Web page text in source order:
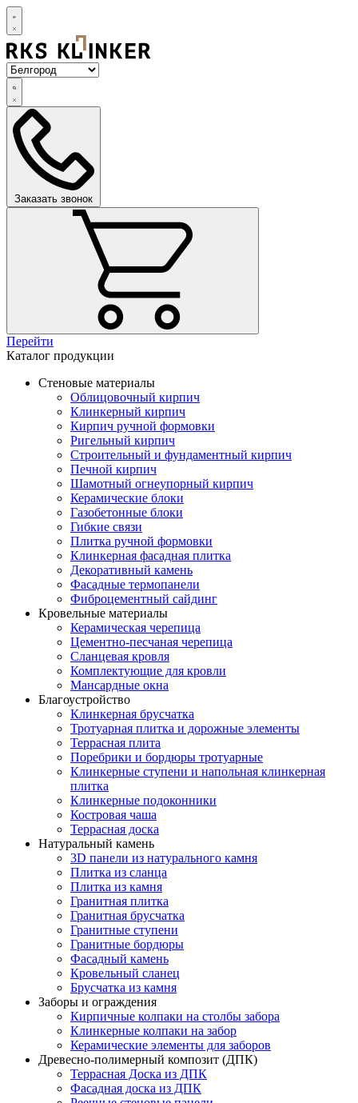
Заказать звонок
Перейти
Каталог продукции
Стеновые материалы
Облицовочный кирпич
Клинкерный кирпич
Кирпич ручной формовки
Ригельный кирпич
Строительный и фундаментный кирпич
Печной кирпич
Шамотный огнеупорный кирпич
Керамические блоки
Газобетонные блоки
Гибкие связи
Плитка ручной формовки
Клинкерная фасадная плитка
Декоративный камень
Фасадные термопанели
Фиброцементный сайдинг
Кровельные материалы
Керамическая черепица
Цементно-песчаная черепица
Сланцевая кровля
Комплектующие для кровли
Мансардные окна
Благоустройство
Клинкерная брусчатка
Тротуарная плитка и дорожные элементы
Террасная плита
Поребрики и бордюры тротуарные
Клинкерные ступени и напольная клинкерная
плитка
Клинкерные подоконники
Костровая чаша
Террасная доска
Натуральный камень
3D панели из натурального камня
Плитка из сланца
Плитка из камня
Гранитная плитка
Гранитная брусчатка
Гранитные ступени
Гранитные бордюры
Фасадный камень
Кровельный сланец
Брусчатка из камня
Заборы и ограждения
Кирпичные колпаки на столбы забора
Клинкерные колпаки на забор
Керамические элементы для заборов
Древесно-полимерный композит (ДПК)
Террасная Доска из ДПК
Фасадная доска из ДПК